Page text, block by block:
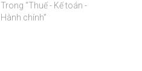
Trong "Thuế - Kế toán -
Hành chính"